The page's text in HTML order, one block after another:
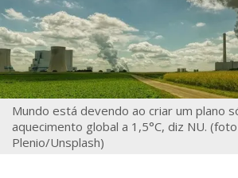
Mundo está devendo ao criar um plano
aquecimento global a 1,5°C, diz NU.
Plenio/Unsplash)